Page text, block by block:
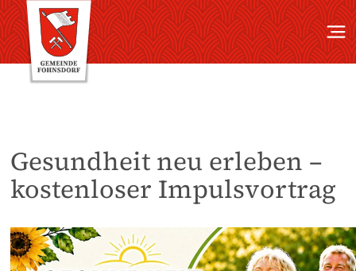
Gesundheit neu erleben –
kostenloser Impulsvortrag